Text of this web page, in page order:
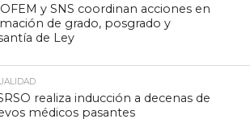
y SNS coordinan acciones en
de grado, posgrado y
de Ley
realiza inducción a decenas de
médicos pasantes